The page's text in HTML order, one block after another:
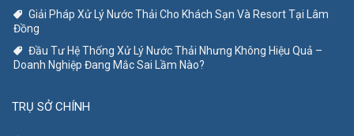
Giải Pháp Xử Lý Nước Thải Cho Khách Sạn Và Resort Tại Lâm
Đồng
Đầu Tư Hệ Thống Xử Lý Nước Thải Nhưng Không Hiệu Quả –
Doanh Nghiệp Đang Mắc Sai Lầm Nào?
TRỤ SỞ CHÍNH